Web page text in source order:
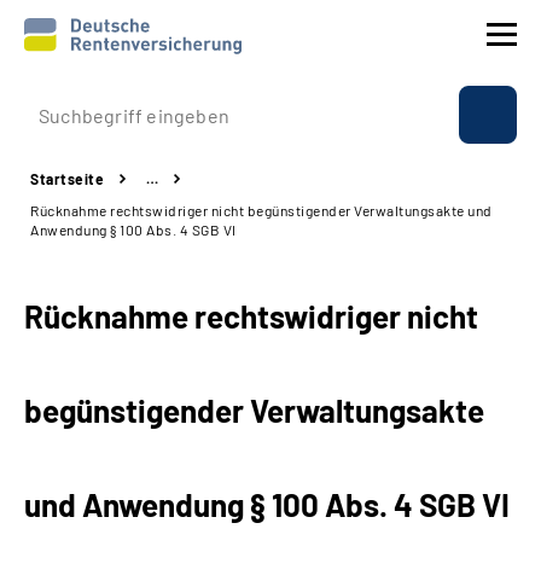
Prävention
Reha
Beratung & Kontakt
Experten
Startseite
…
Rücknahme rechtswidriger nicht begünstigender Verwaltungsakte und
Anwendung § 100 Abs. 4 SGB VI
Rücknahme rechtswidriger nicht
begünstigender Verwaltungsakte
und Anwendung § 100 Abs. 4 SGB VI